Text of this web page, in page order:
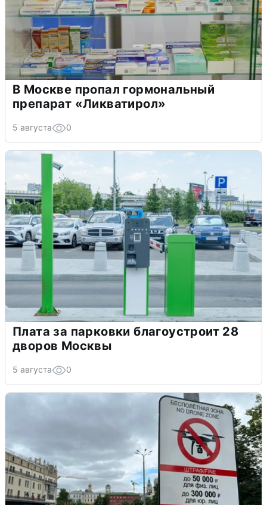
В Москве пропал гормональный
препарат «Ликватирол»
5 августа 0
Плата за парковки благоустроит 28
дворов Москвы
5 августа 0